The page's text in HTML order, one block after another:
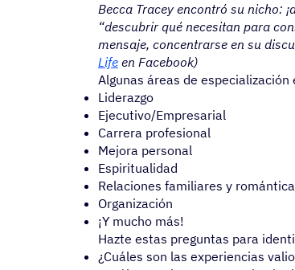
Becca Tracey encontró su nicho:
“descubrir qué necesitan para
mensaje, concentrarse en su
Life en Facebook)
Algunas áreas de
Liderazgo
Ejecutivo/Empresarial
Carrera profesional
Mejora personal
Espiritualidad
Relaciones familiares y
Organización
¡Y mucho más!
Hazte estas preguntas para
¿Cuáles son las experiencias